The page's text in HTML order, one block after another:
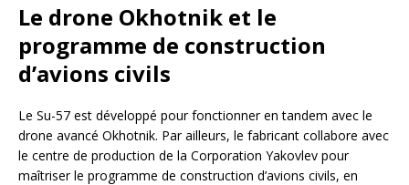
Le drone Okhotnik et le
programme de construction
d’avions civils
Le Su-57 est développé pour fonctionner en tandem avec le
drone avancé Okhotnik. Par ailleurs, le fabricant collabore avec
le centre de production de la Corporation Yakovlev pour
maîtriser le programme de construction d’avions civils, en